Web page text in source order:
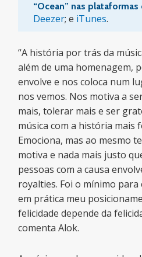
“Ocean” nas
Deezer; e iTunes.
“A história por trás da
além de uma homenagem,
envolve e nos coloca num
nos vemos. Nos motiva a
mais, tolerar mais e ser
música com a história mais
Emociona, mas ao mesmo
motiva e nada mais justo
pessoas com a causa
royalties. Foi o mínimo
em prática meu
felicidade depende da
comenta Alok.